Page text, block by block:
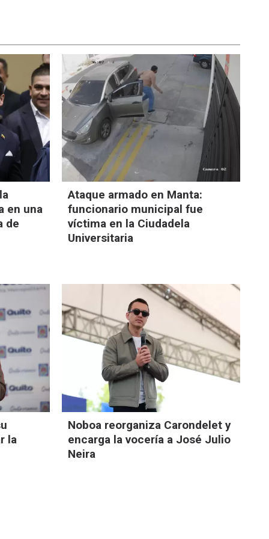
en una
de
Ataque armado en Manta:
funcionario municipal fue
víctima en la Ciudadela
Universitaria
la
Noboa reorganiza Carondelet y
encarga la vocería a José Julio
Neira